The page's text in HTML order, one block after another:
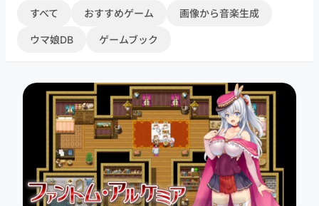
すべて おすすめゲーム 画像から音楽生成
ウマ娘DB ゲームブック